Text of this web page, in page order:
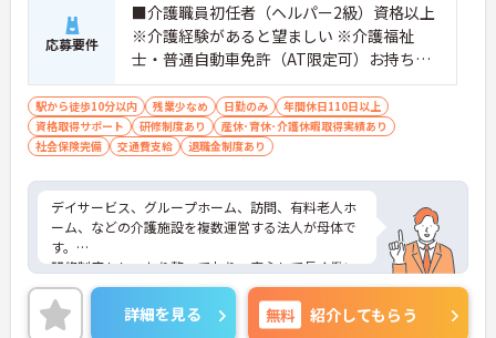
応募要件
■介護職員初任者（ヘルパー2級）資格以上
※介護経験があると望ましい ※介護福祉
士・普通自動車免許（AT限定可）お持ちの
方尚可
駅から徒歩10分以内 残業少なめ 日勤のみ
年間休日110日以上
資格取得サポート
研修制度あり
産休･育休･介護休暇取得実績あり
社会保険完備
交通費支給 退職金制度あり
デイサービス、グループホーム、訪問、有料老人ホ
ーム、などの介護施設を複数運営する法人が母体で
す。
研修制度もしっかり整っており、安心して長く働い
ていただけます。残業も少なめですのでプライベー
トとの両立もしやすい環境ですご興味のある方は是
非お気あるにお問い合わせ下さい。
詳細を見る 無料 紹介してもらう